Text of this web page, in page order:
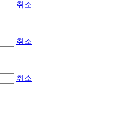
취소
취소
취소